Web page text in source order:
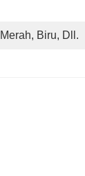
Biru, Dll.